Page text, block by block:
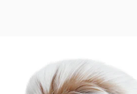
Produkty Zacznij